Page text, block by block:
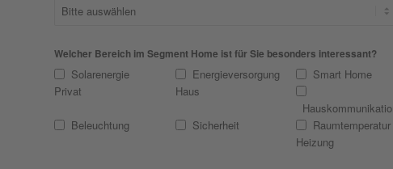
Welcher Bereich im Segment Home ist für Sie besonders interessant?
Solarenergie
Privat
Energieversorgung
Haus
Smart Home
Beleuchtung
Sicherheit
Heizung